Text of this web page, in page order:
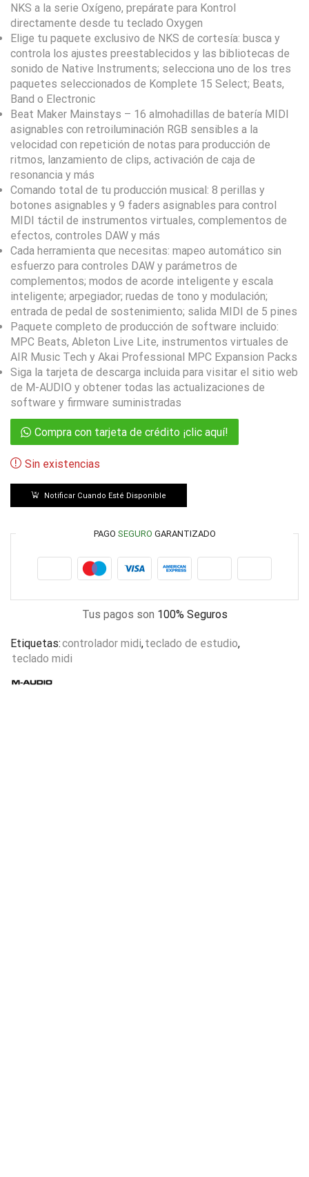
NKS a la serie Oxígeno, prepárate para Kontrol
directamente desde tu teclado Oxygen
Elige tu paquete exclusivo de NKS de cortesía: busca y
controla los ajustes preestablecidos y las bibliotecas de
sonido de Native Instruments; selecciona uno de los tres
paquetes seleccionados de Komplete 15 Select; Beats,
Band o Electronic
Beat Maker Mainstays – 16 almohadillas de batería MIDI
asignables con retroiluminación RGB sensibles a la
velocidad con repetición de notas para producción de
ritmos, lanzamiento de clips, activación de caja de
resonancia y más
Comando total de tu producción musical: 8 perillas y
botones asignables y 9 faders asignables para control
MIDI táctil de instrumentos virtuales, complementos de
efectos, controles DAW y más
Cada herramienta que necesitas: mapeo automático sin
esfuerzo para controles DAW y parámetros de
complementos; modos de acorde inteligente y escala
inteligente; arpegiador; ruedas de tono y modulación;
entrada de pedal de sostenimiento; salida MIDI de 5 pines
Paquete completo de producción de software incluido:
MPC Beats, Ableton Live Lite, instrumentos virtuales de
AIR Music Tech y Akai Professional MPC Expansion Packs
Siga la tarjeta de descarga incluida para visitar el sitio web
de M-AUDIO y obtener todas las actualizaciones de
software y firmware suministradas
Compra con tarjeta de crédito ¡clic aquí!
Sin existencias
Notificar Cuando Esté Disponible
PAGO SEGURO GARANTIZADO
Tus pagos son 100% Seguros
Etiquetas:controlador midi,teclado de estudio,
teclado midi